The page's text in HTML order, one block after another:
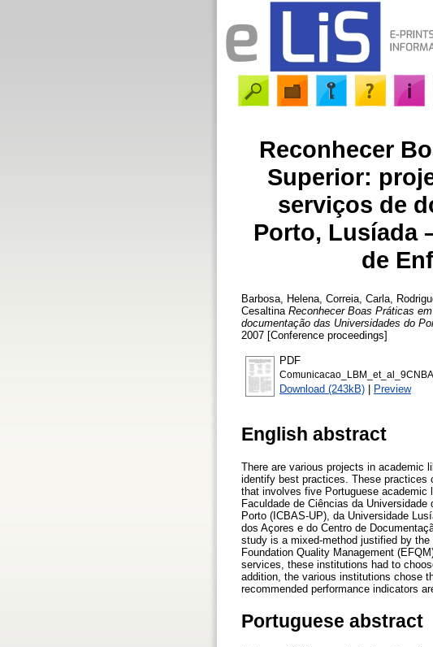
Reconhecer
Superior:
serviços de
Porto, Lusíada
de
Barbosa, Helena Correia, Carla
Cesaltina Reconhecer Boas Práticas
documentação das Universidades do
2007 [Conference proceedings]
PDF
Download (243kB) | Preview
English abstract
There are various projects in academic
identify best practices. These practices
that involves five Portuguese academic
Faculdade de Ciências da
Porto (ICBAS-UP), da Universidade
dos Açores e do Centro de
study is a mixed-method justified by
Foundation Quality Management
services, these institutions had to
addition, the various institutions chose
recommended performance indicators
Portuguese abstract